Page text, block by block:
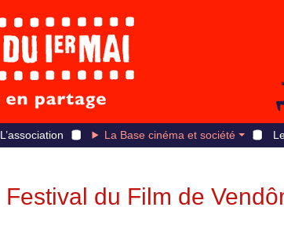
L’association La Base cinéma et société
Festival du Film de